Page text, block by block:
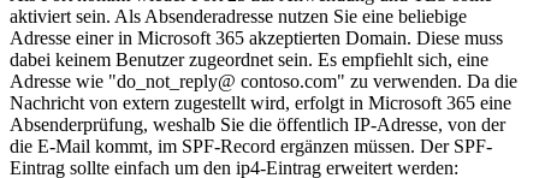
aktiviert sein. Als Absenderadresse nutzen Sie eine beliebige
Adresse einer in Microsoft 365 akzeptierten Domain. Diese muss
dabei keinem Benutzer zugeordnet sein. Es empfiehlt sich, eine
Adresse wie "do_not_reply@ contoso.com" zu verwenden. Da die
Nachricht von extern zugestellt wird, erfolgt in Microsoft 365 eine
Absenderprüfung, weshalb Sie die öffentlich IP-Adresse, von der
die E-Mail kommt, im SPF-Record ergänzen müssen. Der SPF-
Eintrag sollte einfach um den ip4-Eintrag erweitert werden: